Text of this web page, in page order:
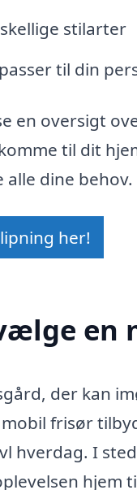
stilarter
til din
en oversigt
til dit
dine behov.
her!
en
der kan
frisør
hverdag. I